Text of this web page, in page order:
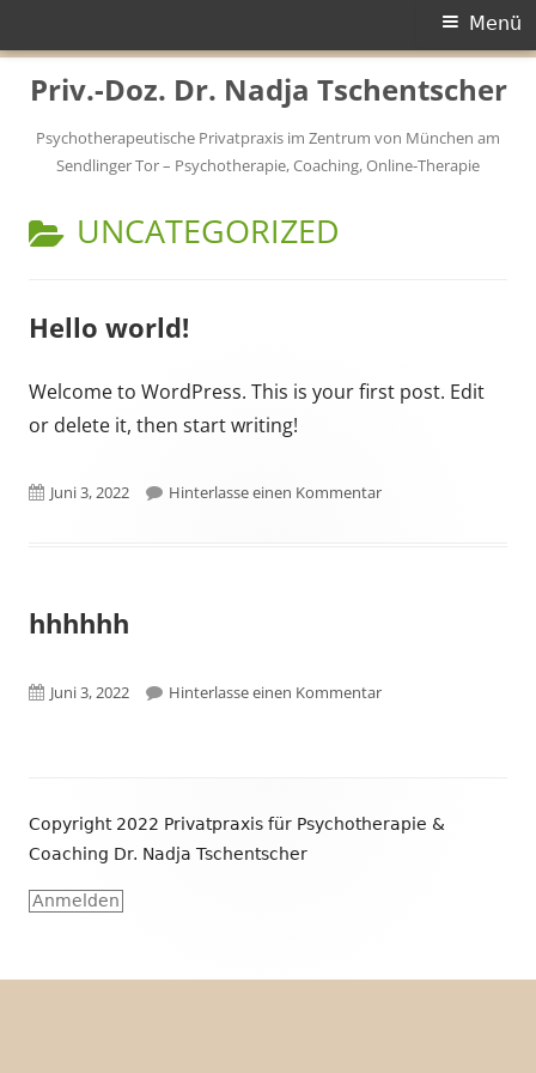
Springe
zum
Inhalt
Priv.-Doz. Dr. Nadja Tschentscher
Psychotherapeutische Privatpraxis im Zentrum von München am
Sendlinger Tor – Psychotherapie, Coaching, Online-Therapie
Menü
Menü
KATEGORIE:
UNCATEGORIZED
Hello world!
Welcome to WordPress. This is your first post. Edit
or delete it, then start writing!
Veröffentlicht
Juni 3, 2022 Hinterlasse einen Kommentarzu Hello world!
hhhhhh
Veröffentlicht
Juni 3, 2022 Hinterlasse einen Kommentarzu hhhhhh
Inhalt
Copyright 2022 Privatpraxis für Psychotherapie &
Coaching Dr. Nadja Tschentscher
Anmelden